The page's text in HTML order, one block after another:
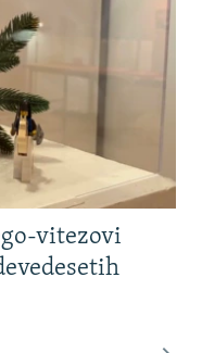
vitezovi